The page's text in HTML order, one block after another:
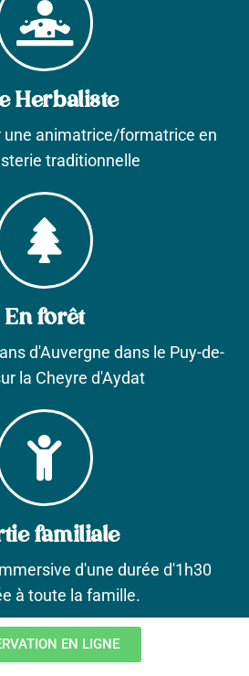
Herbaliste
une animatrice/formatrice en
traditionnelle
En forêt
d'Auvergne dans le Puy-de-
la Cheyre d'Aydat
familiale
d'une durée d'1h30
à toute la famille.
EN LIGNE